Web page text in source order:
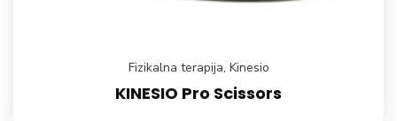
Fizikalna terapija, Kinesio
KINESIO Pro Scissors